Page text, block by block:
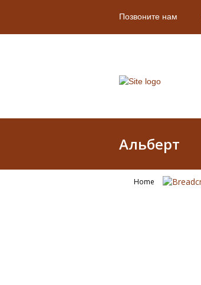
Позвоните нам
Альберт
Home